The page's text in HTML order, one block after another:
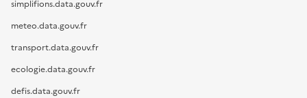
simplifions.data.gouv.fr
meteo.data.gouv.fr
transport.data.gouv.fr
ecologie.data.gouv.fr
defis.data.gouv.fr